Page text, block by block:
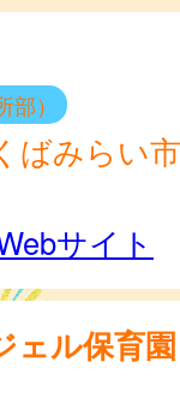
）
ばみらい
サイト
ェル保育園